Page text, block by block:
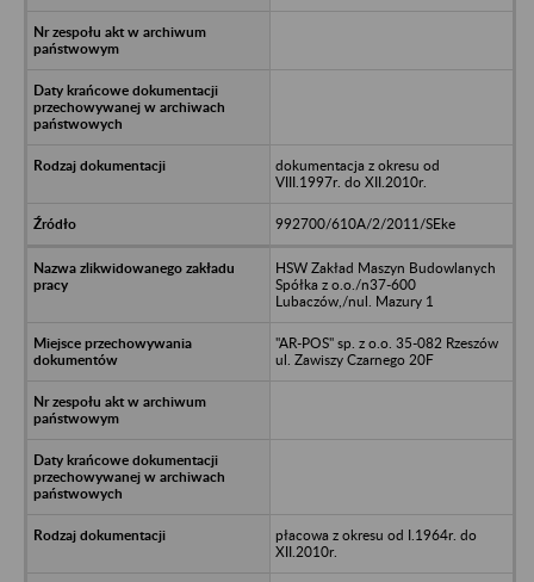
dokumentacja z okresu od
VIII.1997r. do XII.2010r.
992700/610A/2/2011/SEke
HSW Zakład Maszyn Budowlanych
Spółka z o.o./n37-600
Lubaczów,/nul. Mazury 1
"AR-POS" sp. z o.o. 35-082 Rzeszów
ul. Zawiszy Czarnego 20F
płacowa z okresu od I.1964r. do
XII.2010r.